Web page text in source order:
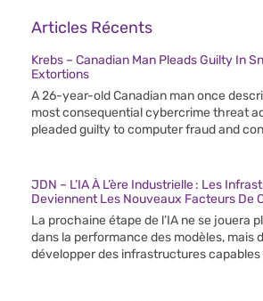
Articles Récents
Krebs – Canadian Man Pleads Guilty In
Extortions
A 26-year-old Canadian man once
most consequential cybercrime threat
pleaded guilty to computer fraud and
JDN – L’IA À L’ère Industrielle : Les
Deviennent Les Nouveaux Facteurs De
La prochaine étape de l’IA ne se jouera
dans la performance des modèles, mais
développer des infrastructures capables